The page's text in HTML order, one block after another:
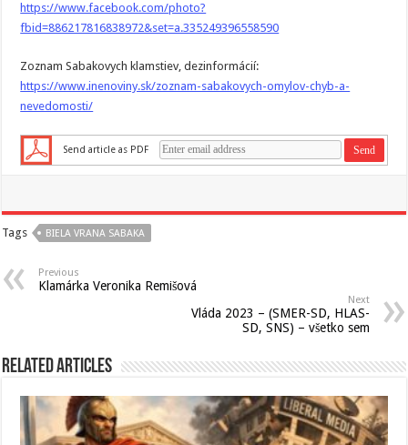
https://www.facebook.com/photo?
fbid=886217816838972&set=a.335249396558590
Zoznam Sabakovych klamstiev, dezinformácií:
https://www.inenoviny.sk/zoznam-sabakovych-omylov-chyb-a-
nevedomosti/
Send article as PDF
Tags BIELA VRANA SABAKA
Previous
Klamárka Veronika Remišová
Next
Vláda 2023 – (SMER-SD, HLAS-
SD, SNS) – všetko sem
Related Articles